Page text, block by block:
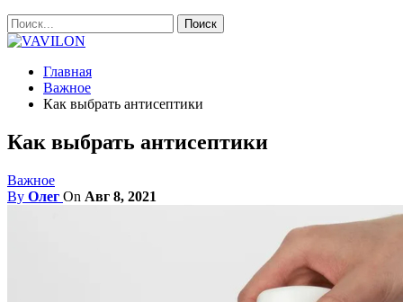
Главная
Важное
Как выбрать антисептики
Как выбрать антисептики
Важное
By Олег On Авг 8, 2021